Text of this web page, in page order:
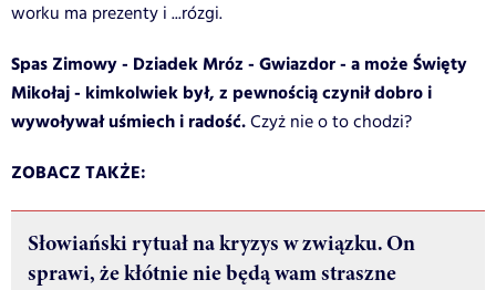
worku ma prezenty i ...rózgi.
Spas Zimowy - Dziadek Mróz - Gwiazdor - a może Święty
Mikołaj - kimkolwiek był, z pewnością czynił dobro i
wywoływał uśmiech i radość.Czyż nie o to chodzi?
ZOBACZ TAKŻE:
Słowiański rytuał na kryzys w związku. On
sprawi, że kłótnie nie będą wam straszne